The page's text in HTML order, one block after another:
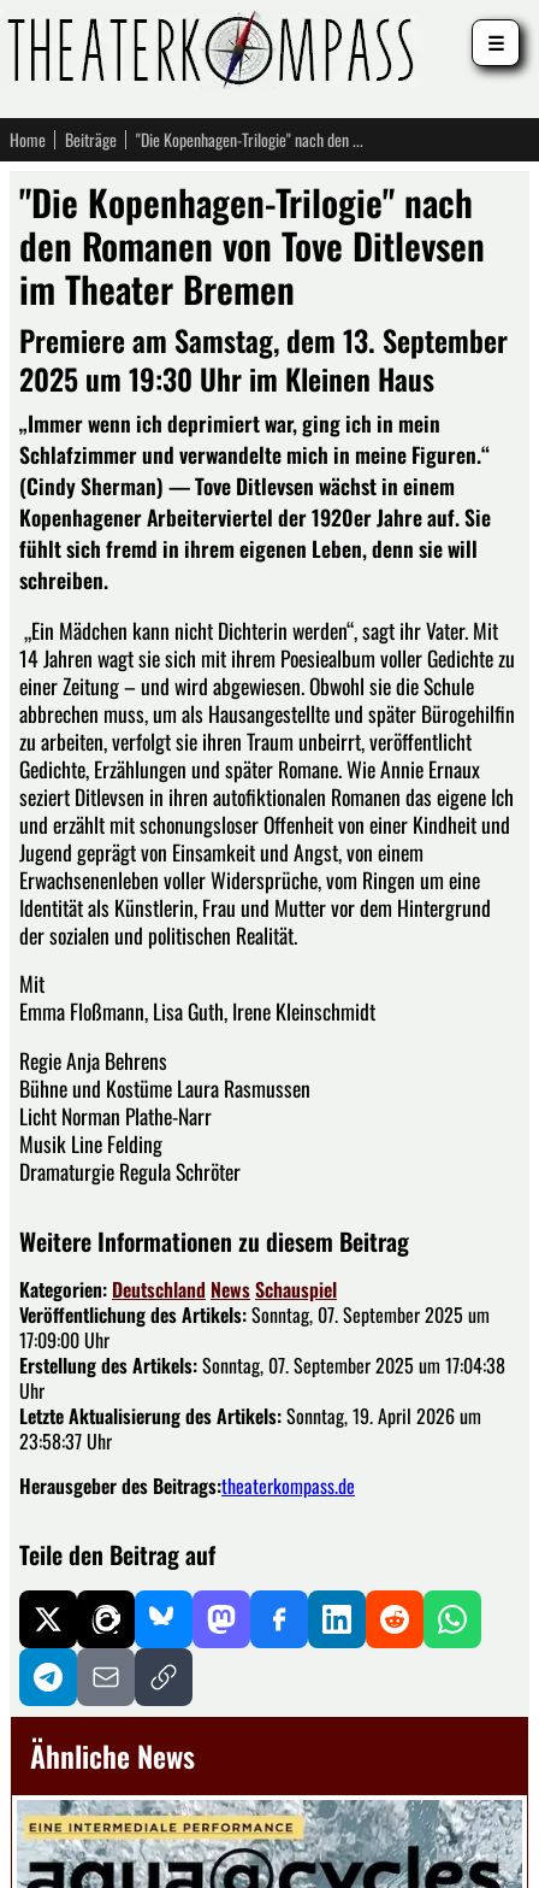
Home Beiträge "Die Kopenhagen-Trilogie" nach den Romanen von Tove Ditlevsen im Theater Bremen
"Die Kopenhagen-Trilogie" nach
den Romanen von Tove Ditlevsen
im Theater Bremen
Premiere am Samstag, dem 13. September
2025 um 19:30 Uhr im Kleinen Haus
„Immer wenn ich deprimiert war, ging ich in mein
Schlafzimmer und verwandelte mich in meine Figuren.“
(Cindy Sherman) — Tove Ditlevsen wächst in einem
Kopenhagener Arbeiterviertel der 1920er Jahre auf. Sie
fühlt sich fremd in ihrem eigenen Leben, denn sie will
schreiben.
„Ein Mädchen kann nicht Dichterin werden“, sagt ihr Vater. Mit
14 Jahren wagt sie sich mit ihrem Poesiealbum voller Gedichte zu
einer Zeitung – und wird abgewiesen. Obwohl sie die Schule
abbrechen muss, um als Hausangestellte und später Bürogehilfin
zu arbeiten, verfolgt sie ihren Traum unbeirrt, veröffentlicht
Gedichte, Erzählungen und später Romane. Wie Annie ­Ernaux
seziert Ditlevsen in ihren autofiktionalen Romanen das eigene Ich
und erzählt mit schonungsloser Offenheit von einer Kindheit und
Jugend geprägt von Einsamkeit und Angst, von einem
Erwachsenenleben voller Widersprüche, vom Ringen um eine
Identität als Künstlerin, Frau und Mutter vor dem Hintergrund
der sozialen und politischen Realität.
Mit
Emma Floßmann, Lisa Guth, Irene Kleinschmidt
Regie Anja Behrens
Bühne und Kostüme Laura Rasmussen
Licht Norman Plathe-Narr
Musik Line Felding
Dramaturgie Regula Schröter
Weitere Informationen zu diesem Beitrag
Kategorien: Deutschland NewsSchauspiel
Veröffentlichung des Artikels:Sonntag, 07. September 2025 um
17:09:00 Uhr
Erstellung des Artikels:Sonntag, 07. September 2025 um 17:04:38
Uhr
Letzte Aktualisierung des Artikels:Sonntag, 19. April 2026 um
23:58:37 Uhr
Herausgeber des Beitrags:theaterkompass.de
Teile den Beitrag auf
Ähnliche News
☰